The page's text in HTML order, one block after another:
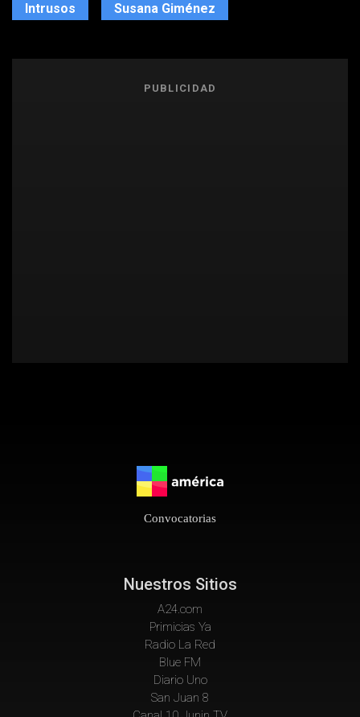
Intrusos Susana Giménez
PUBLICIDAD
Convocatorias
Nuestros Sitios
A24.com
Primicias Ya
Radio La Red
Blue FM
Diario Uno
San Juan 8